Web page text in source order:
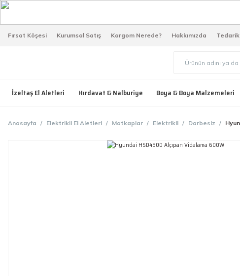
Fırsat Köşesi Kurumsal Satış Kargom Nerede? Hakkımızda
İzeltaş El Aletleri Hırdavat & Nalburiye Boya & Boya Malzemeleri
Anasayfa Elektrikli El Aletleri Matkaplar Elektrikli Darbesiz